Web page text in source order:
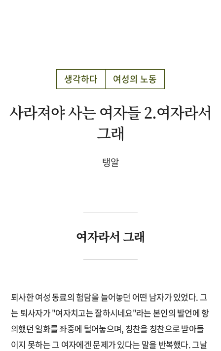
생각하다 여성의 노동
사라져야 사는 여자들 2.여자라서
그래
탱알
여자라서 그래
퇴사한 여성 동료의 험담을 늘어놓던 어떤 남자가 있었다. 그
는 퇴사자가 "여자치고는 잘하시네요"라는 본인의 발언에 항
의했던 일화를 좌중에 털어놓으며, 칭찬을 칭찬으로 받아들
이지 못하는 그 여자에겐 문제가 있다는 말을 반복했다. 그날